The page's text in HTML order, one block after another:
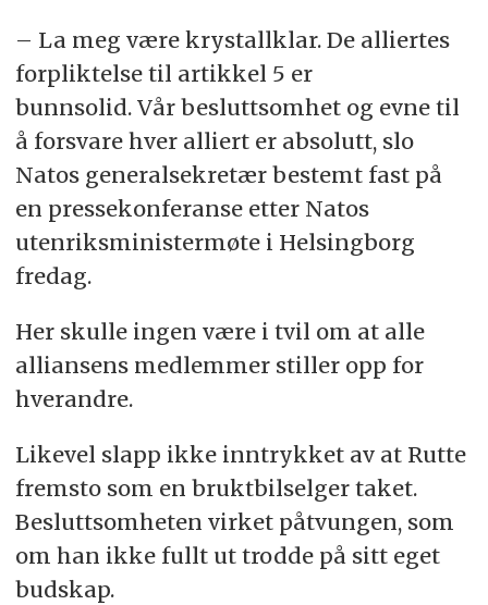
– La meg være krystallklar. De alliertes
forpliktelse til artikkel 5 er
bunnsolid. Vår besluttsomhet og evne til
å forsvare hver alliert er absolutt, slo
Natos generalsekretær bestemt fast på
en pressekonferanse etter Natos
utenriksministermøte i Helsingborg
fredag.
Her skulle ingen være i tvil om at alle
alliansens medlemmer stiller opp for
hverandre.
Likevel slapp ikke inntrykket av at Rutte
fremsto som en bruktbilselger taket.
Besluttsomheten virket påtvungen, som
om han ikke fullt ut trodde på sitt eget
budskap.